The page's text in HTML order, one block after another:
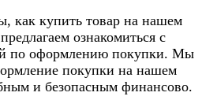
как купить товар на нашем
ознакомиться с
по оформлению покупки. Мы
покупки на нашем
и безопасным финансово.